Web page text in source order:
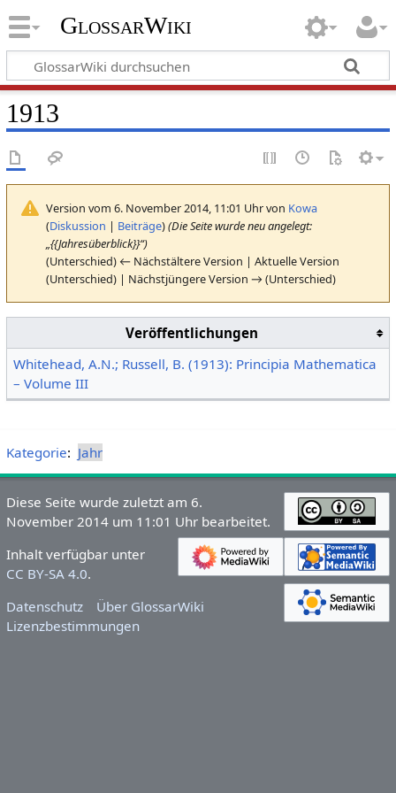
GlossarWiki
1913
Version vom 6. November 2014, 11:01 Uhr von Kowa
(Diskussion | Beiträge)(Die Seite wurde neu angelegt:
„{{Jahresüberblick}}“)
(Unterschied) ← Nächstältere Version | Aktuelle Version
(Unterschied) | Nächstjüngere Version → (Unterschied)
Veröffentlichungen
Whitehead, A.N.; Russell, B. (1913): Principia Mathematica
– Volume III
Kategorie: Jahr
Diese Seite wurde zuletzt am 6.
November 2014 um 11:01 Uhr bearbeitet.
Inhalt verfügbar unter
CC BY-SA 4.0.
Datenschutz
Über GlossarWiki
Lizenzbestimmungen